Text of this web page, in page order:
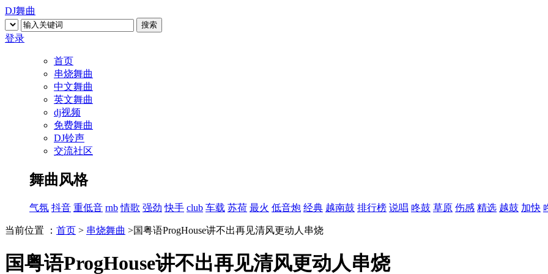
DJ舞曲
搜索
登录
首页
串烧舞曲
中文舞曲
英文舞曲
dj视频
免费舞曲
DJ铃声
交流社区
舞曲风格
气氛 抖音 重低音 rnb 情歌 强劲 快手 club 车载 苏荷 最火 低音炮 经典 越南鼓 排行榜 说唱 咚鼓 草原 伤感 精选 越鼓 加快
当前位置 ： 首页 > 串烧舞曲 >国粤语ProgHouse讲不出再见清风更动人串烧
国粤语ProgHouse讲不出再见清风更动人串烧